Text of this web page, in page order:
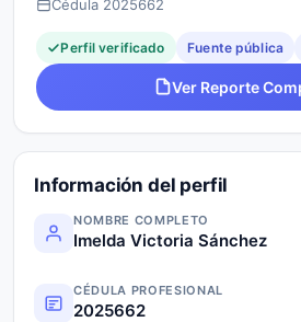
Cédula 2025662
Perfil verificado Fuente pública
Ver Reporte
Información del perfil
NOMBRE COMPLETO
Imelda Victoria Sánchez
CÉDULA PROFESIONAL
2025662